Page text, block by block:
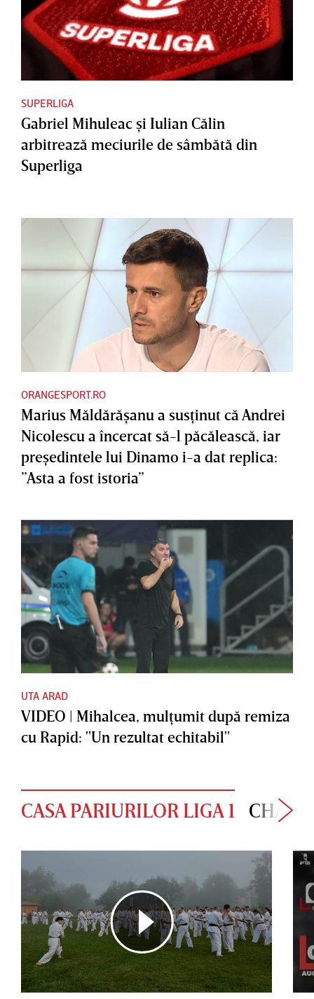
SUPERLIGA
Gabriel Mihuleac şi Iulian Călin
arbitrează meciurile de sâmbătă din
Superliga
ORANGESPORT.RO
Marius Măldărăşanu a susţinut că Andrei
Nicolescu a încercat să-l păcălească, iar
preşedintele lui Dinamo i-a dat replica:
”Asta a fost istoria”
UTA ARAD
VIDEO | Mihalcea, mulţumit după remiza
cu Rapid: "Un rezultat echitabil"
CASA PARIURILOR LIGA 1